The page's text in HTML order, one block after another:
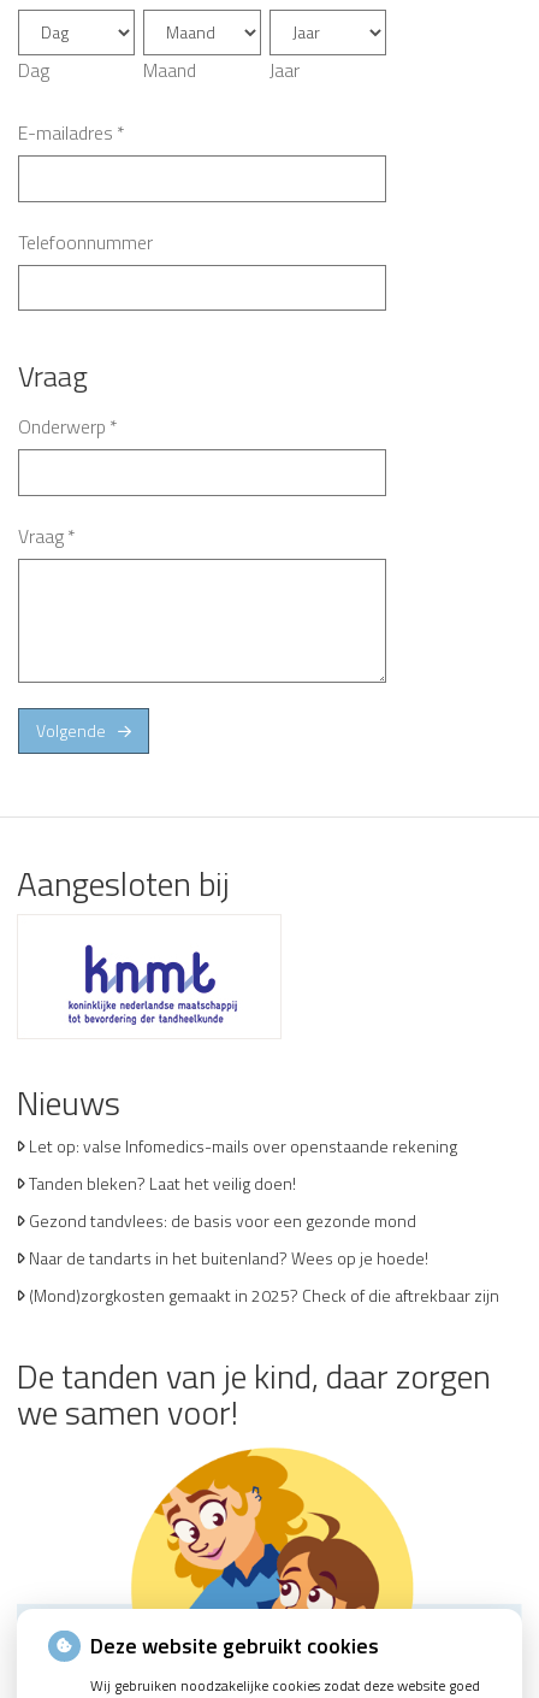
Dag Maand Jaar
E-mailadres *
Telefoonnummer
Vraag
Onderwerp *
Vraag*
Volgende
Aangesloten bij
Nieuws
Let op: valse Infomedics-mails over openstaande rekening
Tanden bleken? Laat het veilig doen!
Gezond tandvlees: de basis voor een gezonde mond
Naar de tandarts in het buitenland? Wees op je hoede!
(Mond)zorgkosten gemaakt in 2025? Check of die aftrekbaar zijn
De tanden van je kind, daar zorgen
we samen voor!
Deze website gebruikt cookies
Wij gebruiken noodzakelijke cookies zodat deze website goed